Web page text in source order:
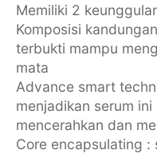
Memiliki 2
Komposisi
terbukti mampu
mata
Advance smart
menjadikan serum
mencerahkan dan
Core encapsulating :